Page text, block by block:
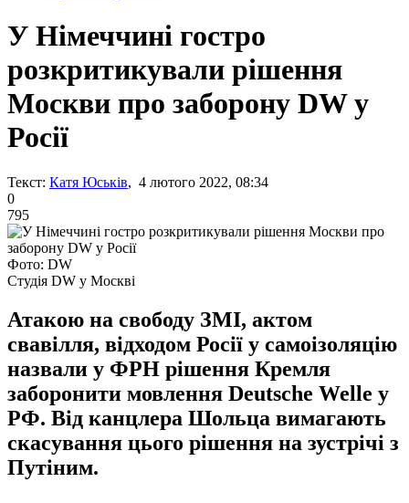
У Німеччині гостро
розкритикували рішення
Москви про заборону DW у
Росії
Текст: Катя Юськів, 4 лютого 2022, 08:34
0
795
Фото: DW
Студія DW у Москві
Атакою на свободу ЗМІ, актом
свавілля, відходом Росії у самоізоляцію
назвали у ФРН рішення Кремля
заборонити мовлення Deutsche Welle у
РФ. Від канцлера Шольца вимагають
скасування цього рішення на зустрічі з
Путіним.